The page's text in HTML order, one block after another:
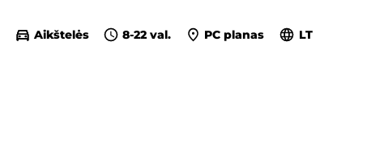
Aikštelės 8-22 val. PC planas LT